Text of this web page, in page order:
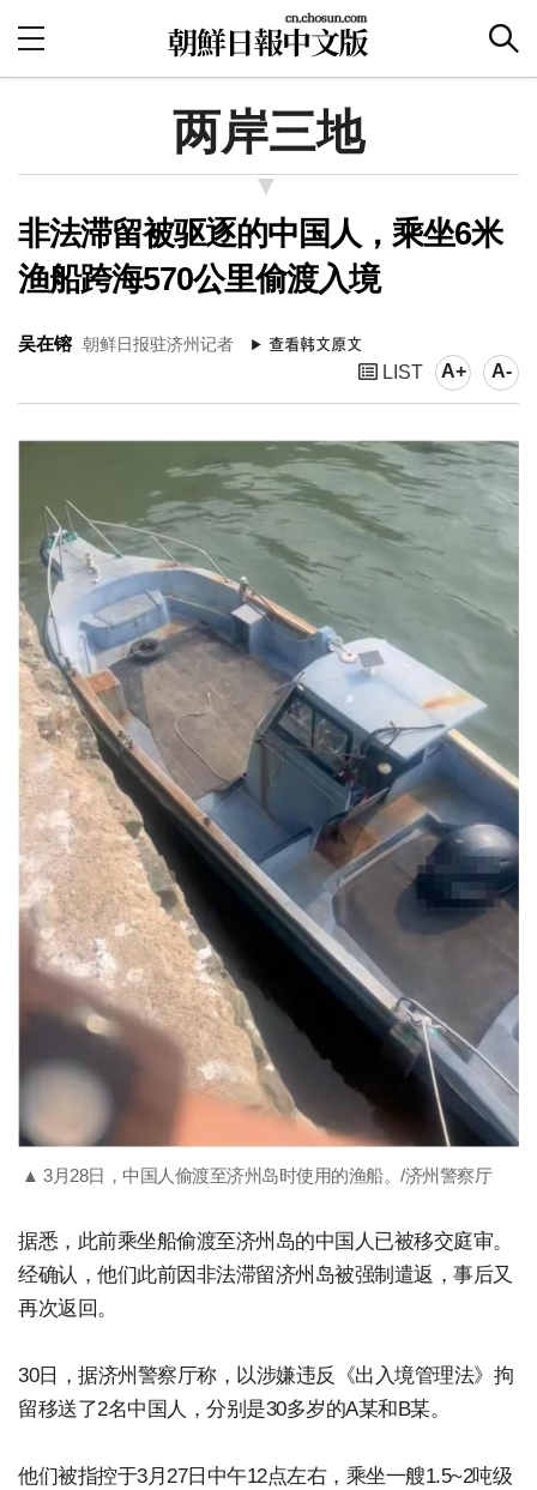
两岸三地
非法滞留被驱逐的中国人，乘坐6米
渔船跨海570公里偷渡入境
吴在镕 朝鲜日报驻济州记者
LIST A+ A-
▲ 3月28日，中国人偷渡至济州岛时使用的渔船。/济州警察厅
据悉，此前乘坐船偷渡至济州岛的中国人已被移交庭审。
经确认，他们此前因非法滞留济州岛被强制遣返，事后又
再次返回。
30日，据济州警察厅称，以涉嫌违反《出入境管理法》拘
留移送了2名中国人，分别是30多岁的A某和B某。
他们被指控于3月27日中午12点左右，乘坐一艘1.5~2吨级